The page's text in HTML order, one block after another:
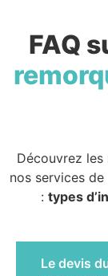
FAQ
Découvrez
nos services de
: types
Le devis